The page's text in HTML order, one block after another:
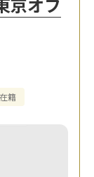
籍